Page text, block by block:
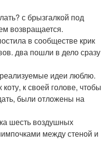
с брызгалкой под
возвращается.
в сообществе крик
два пошли в дело сразу
идеи люблю.
коту, к своей голове, чтобы
были отложены на
шесть воздушных
между стеной и